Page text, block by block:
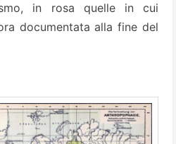
in rosa quelle in cui
documentata alla fine del